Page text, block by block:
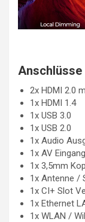
Anschlüsse
2x HDMI 2.0
1x HDMI 1.4
1x USB 3.0
1x USB 2.0
1x Audio
1x AV Eingang
1x 3,5mm
1x Antenne /
1x CI+ Slot
1x Ethernet
1x WLAN /